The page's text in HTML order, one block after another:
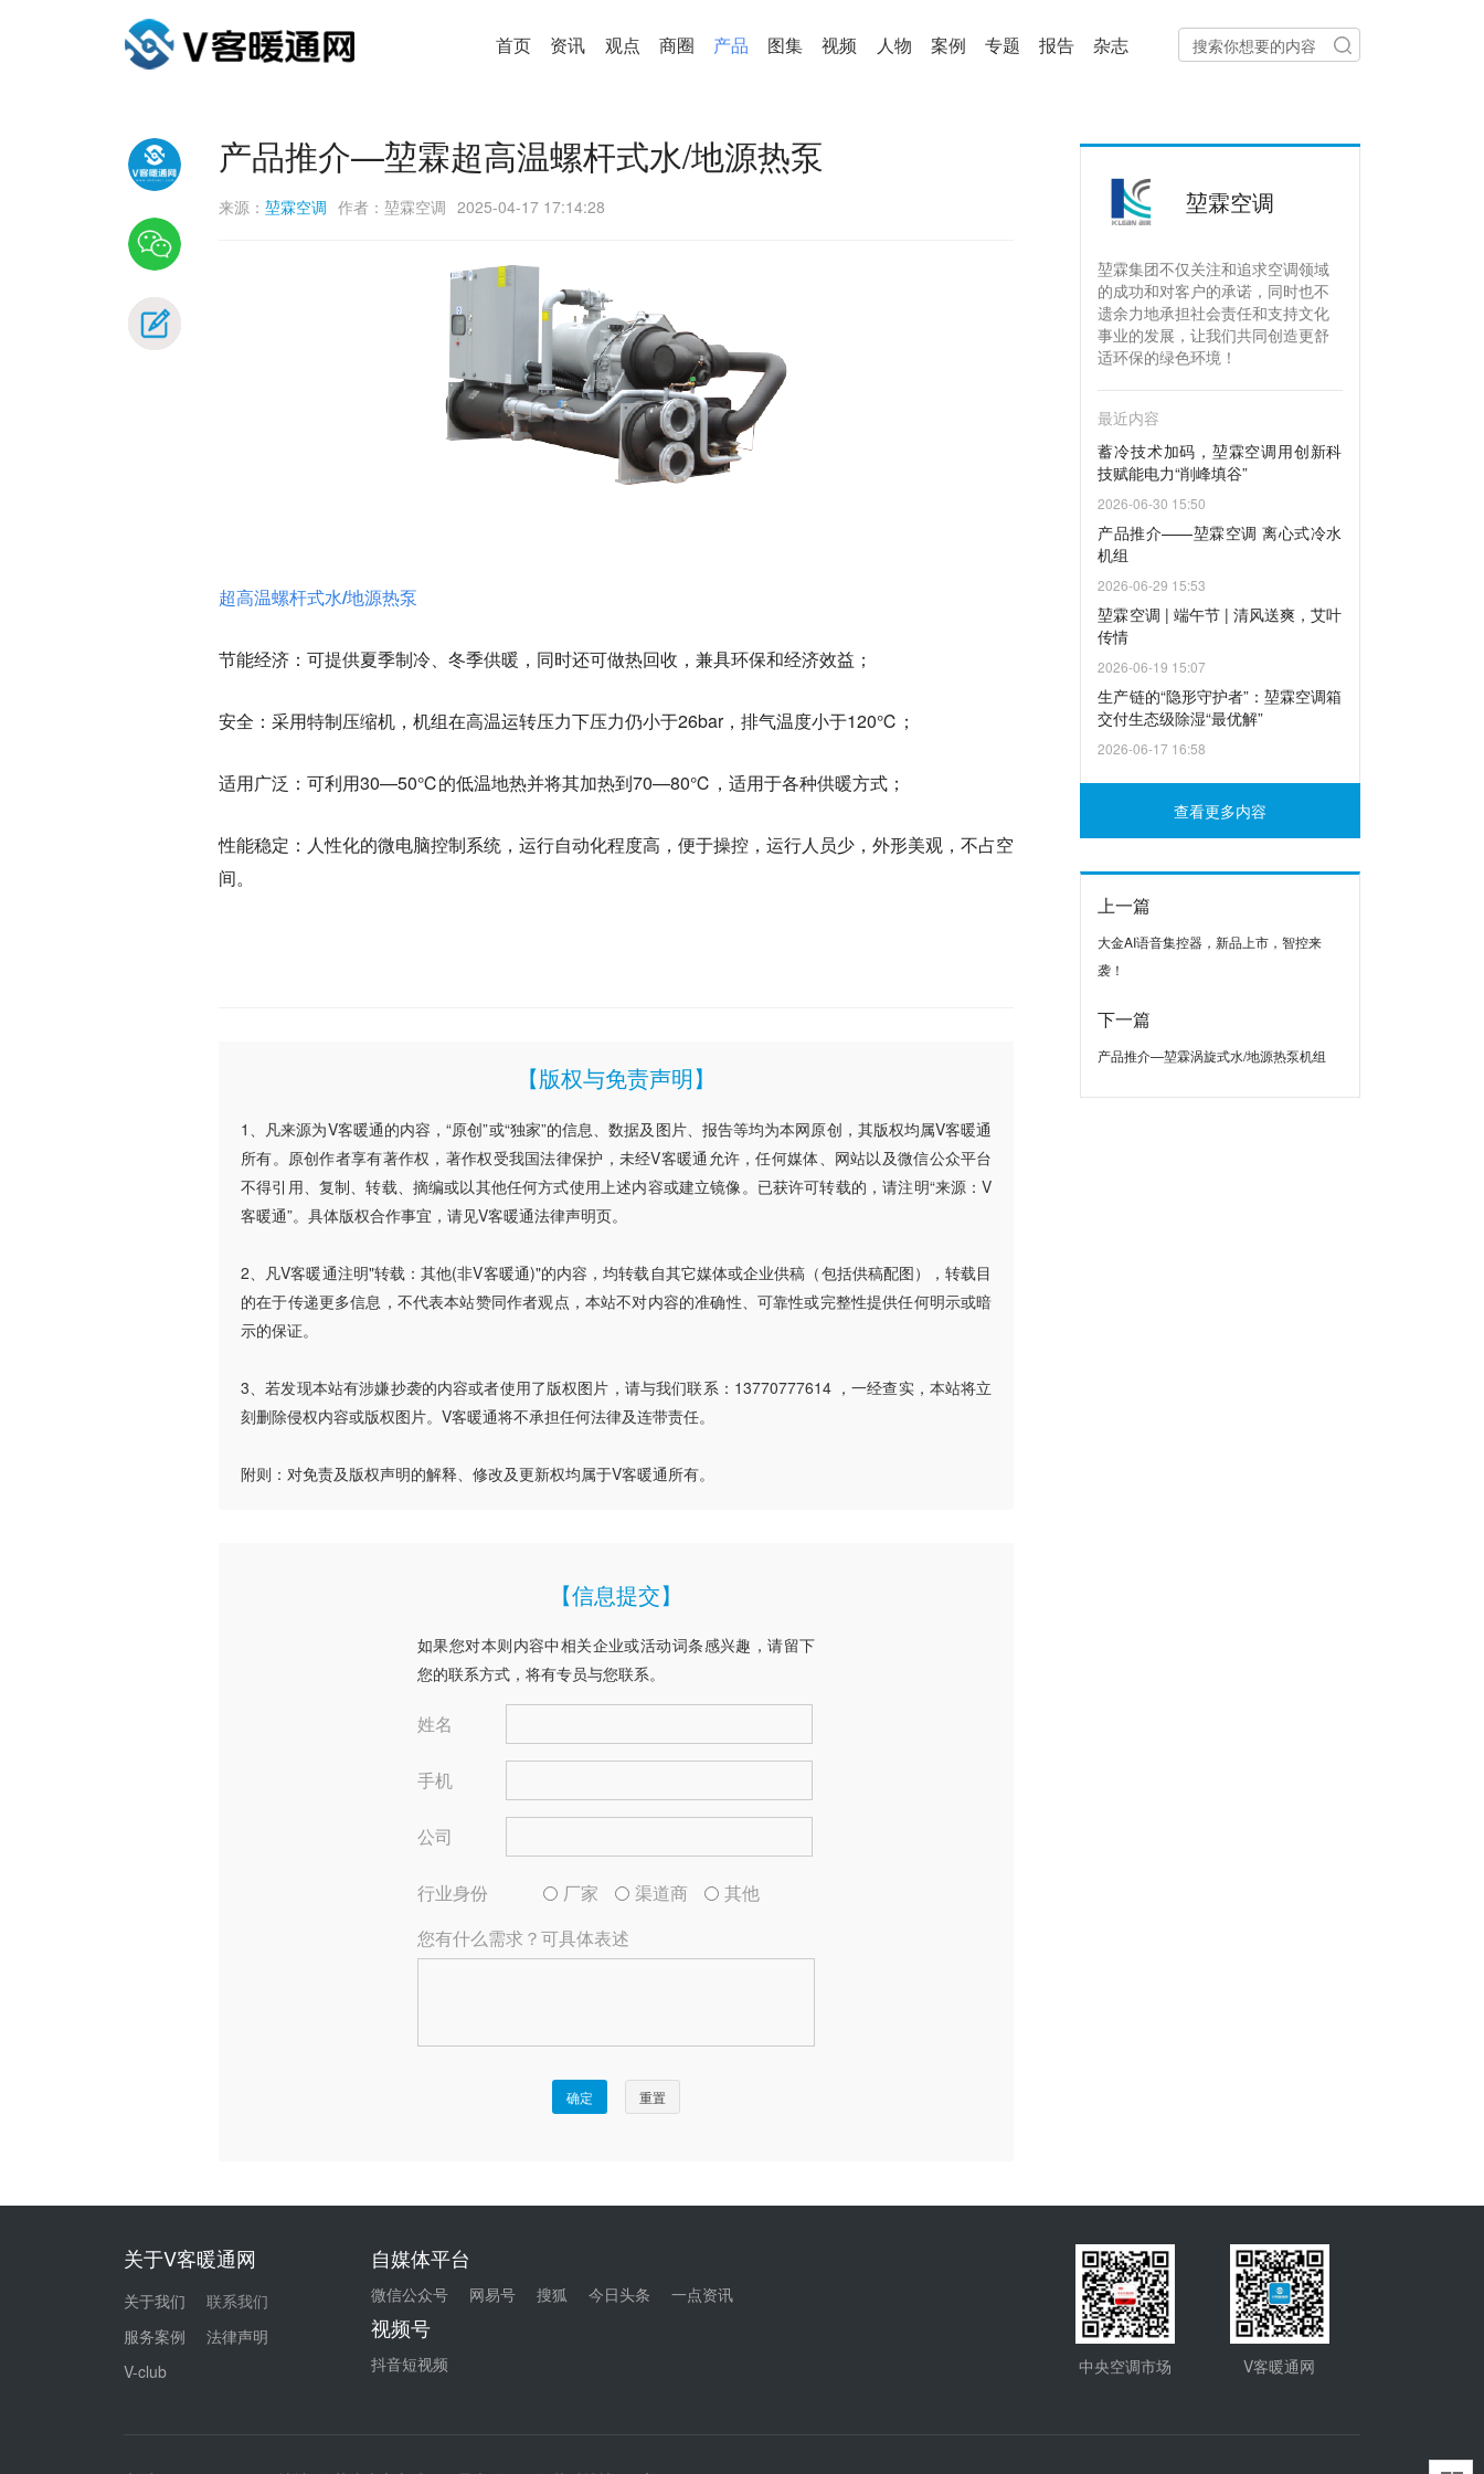
首页 资讯 观点 商圈 产品 图集 视频 人物 案例 专题 报告 杂志
产品推介—堃霖超高温螺杆式水/地源热泵
来源： 堃霖空调 作者：堃霖空调 2025-04-17 17:14:28
超高温螺杆式水/地源热泵
节能经济 ：可提供夏季制冷、冬季供暖，同时还可做热回收，兼具环保和经济效益；
安全 ：采用特制压缩机，机组在高温运转压力下压力仍小于26bar，排气温度小于120℃；
适用广泛 ：可利用30—50℃的低温地热并将其加热到70—80℃，适用于各种供暖方式；
性能稳定 ：人性化的微电脑控制系统，运行自动化程度高，便于操控，运行人员少，外形美观，不占空
间。
【版权与免责声明】
1、凡来源为V客暖通的内容，“原创”或“独家”的信息、数据及图片、报告等均为本网原创，其版权均属V客暖通
所有。原创作者享有著作权，著作权受我国法律保护，未经V客暖通允许，任何媒体、网站以及微信公众平台
不得引用、复制、转载、摘编或以其他任何方式使用上述内容或建立镜像。已获许可转载的，请注明“来源：V
客暖通”。具体版权合作事宜，请见V客暖通法律声明页。
2、凡V客暖通注明"转载：其他(非V客暖通)"的内容，均转载自其它媒体或企业供稿（包括供稿配图），转载目
的在于传递更多信息，不代表本站赞同作者观点，本站不对内容的准确性、可靠性或完整性提供任何明示或暗
示的保证。
3、若发现本站有涉嫌抄袭的内容或者使用了版权图片，请与我们联系：13770777614 ，一经查实，本站将立
刻删除侵权内容或版权图片。V客暖通将不承担任何法律及连带责任。
附则：对免责及版权声明的解释、修改及更新权均属于V客暖通所有。
堃霖空调
堃霖集团不仅关注和追求空调领域
的成功和对客户的承诺，同时也不
遗余力地承担社会责任和支持文化
事业的发展，让我们共同创造更舒
适环保的绿色环境！
最近内容
蓄冷技术加码，堃霖空调用创新科
技赋能电力“削峰填谷”
2026-06-30 15:50
产品推介——堃霖空调 离心式冷水
机组
2026-06-29 15:53
堃霖空调 | 端午节 | 清风送爽，艾叶
传情
2026-06-19 15:07
生产链的“隐形守护者”：堃霖空调箱
交付生态级除湿“最优解”
2026-06-17 16:58
查看更多内容
上一篇
大金AI语音集控器，新品上市，智控来
袭！
下一篇
产品推介—堃霖涡旋式水/地源热泵机组
关于V客暖通网
关于我们
联系我们
服务案例
法律声明
V-club
自媒体平台
微信公众号 网易号 搜狐 今日头条 一点资讯
视频号
抖音短视频 中央空调市场 V客暖通网